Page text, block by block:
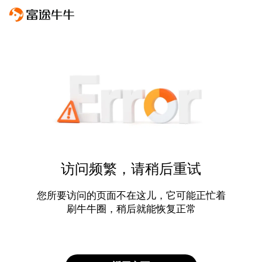
访问频繁，请稍后重试
您所要访问的页面不在这儿，它可能正忙着
刷牛牛圈，稍后就能恢复正常